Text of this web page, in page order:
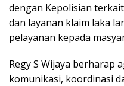
dengan Kepolisian
dan layanan klaim laka
pelayanan kepada
Regy S Wijaya berharap
komunikasi, koordinasi